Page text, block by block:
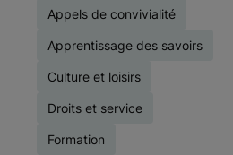
Appels de convivialité
Apprentissage des savoirs
Culture et loisirs
Droits et service
Formation